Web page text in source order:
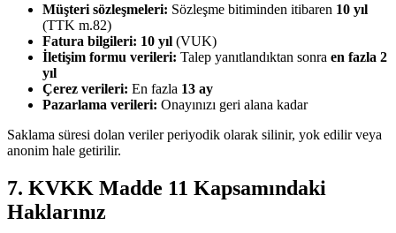
Müşteri sözleşmeleri: Sözleşme bitiminden itibaren 10 yıl
(TTK m.82)
Fatura bilgileri: 10 yıl (VUK)
İletişim formu verileri: Talep yanıtlandıktan sonra en fazla 2
yıl
Çerez verileri: En fazla 13 ay
Pazarlama verileri: Onayınızı geri alana kadar
Saklama süresi dolan veriler periyodik olarak silinir, yok edilir veya
anonim hale getirilir.
7. KVKK Madde 11 Kapsamındaki
Haklarınız